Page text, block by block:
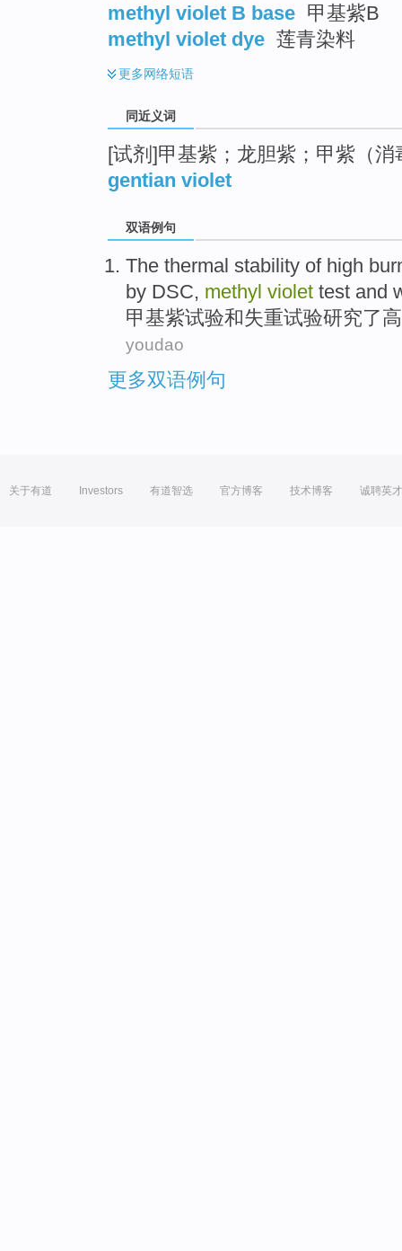
methyl violet B base 甲基紫B
methyl violet dye 莲青染料
更多网络短语
同近义词
[试剂]甲基紫；龙胆紫；甲紫（消
gentian violet
双语例句
The thermal stability of high
by DSC, methyl violet test and
甲基紫试验和失重试验研究了高
youdao
更多双语例句
关于有道 Investors 有道智选 官方博客 技术博客 诚聘英才